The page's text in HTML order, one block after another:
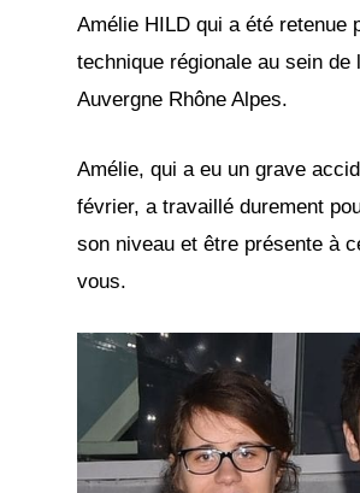
Amélie HILD qui a été retenue
technique régionale au sein de
Auvergne Rhône Alpes.
Amélie, qui a eu un grave
février, a travaillé durement
son niveau et être présente à
vous.